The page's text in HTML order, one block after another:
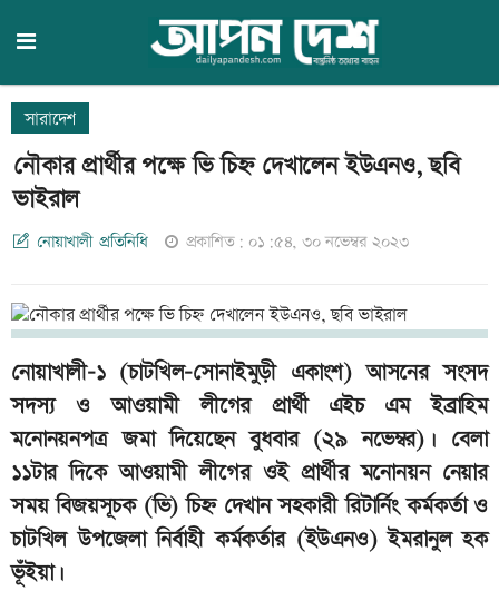
সারাদেশ
নৌকার প্রার্থীর পক্ষে ভি চিহ্ন দেখালেন ইউএনও, ছবি
ভাইরাল
নোয়াখালী প্রতিনিধি প্রকাশিত: ০১:৫৪, ৩০ নভেম্বর ২০২৩
নোয়াখালী-১ (চাটখিল-সোনাইমুড়ী একাংশ) আসনের সংসদ
সদস্য ও আওয়ামী লীগের প্রার্থী এইচ এম ইব্রাহিম
মনোনয়নপত্র জমা দিয়েছেন বুধবার (২৯ নভেম্বর)। বেলা
১১টার দিকে আওয়ামী লীগের ওই প্রার্থীর মনোনয়ন নেয়ার
সময় বিজয়সূচক (ভি) চিহ্ন দেখান সহকারী রিটার্নিং কর্মকর্তা ও
চাটখিল উপজেলা নির্বাহী কর্মকর্তার (ইউএনও) ইমরানুল হক
ভূঁইয়া।